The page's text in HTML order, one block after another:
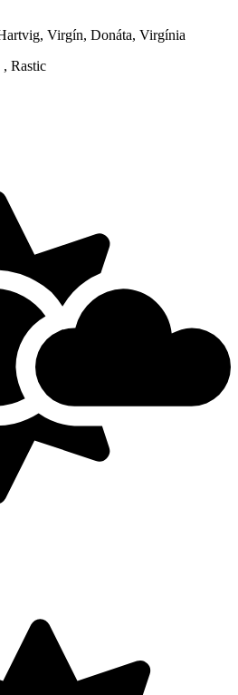
Virgín, Donáta, Virgínia
, Rastic